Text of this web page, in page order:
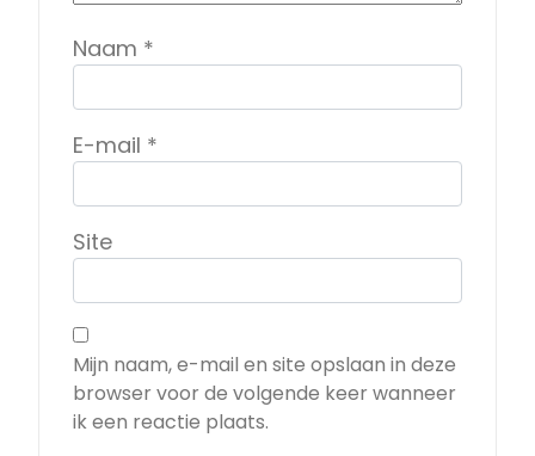
Naam *
E-mail *
Site
Mijn naam, e-mail en site opslaan in deze
browser voor de volgende keer wanneer
ik een reactie plaats.